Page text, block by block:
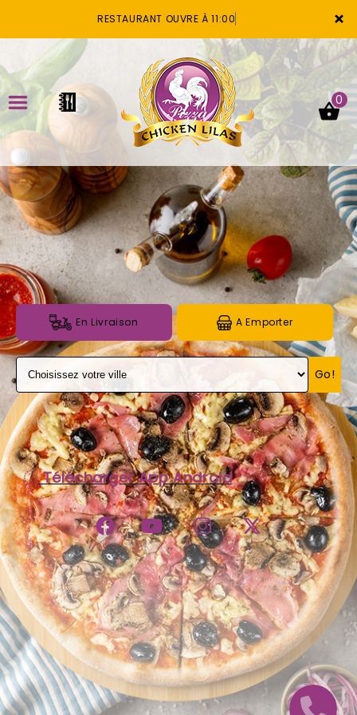
×
RESTAURANT OUVRE À 11:00
ACCUEIL
LA CARTE
VOTRE COMPTE
NOTRE RESTAURANT
VOS AVIS
MENTIONS LÉGALES
0
En Livraison A Emporter
Go!
Télécharger App Android